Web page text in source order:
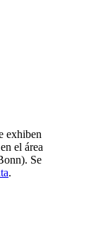
exhiben
en el área
Se
.